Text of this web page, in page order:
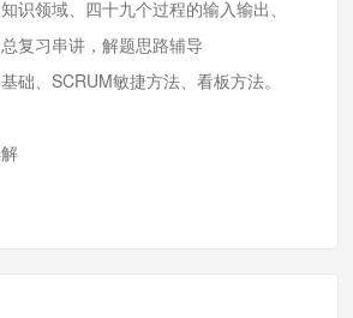
识领域、四十九个过程的输入输出、
复习串讲，解题思路辅导
础、SCRUM敏捷方法、看板方法。